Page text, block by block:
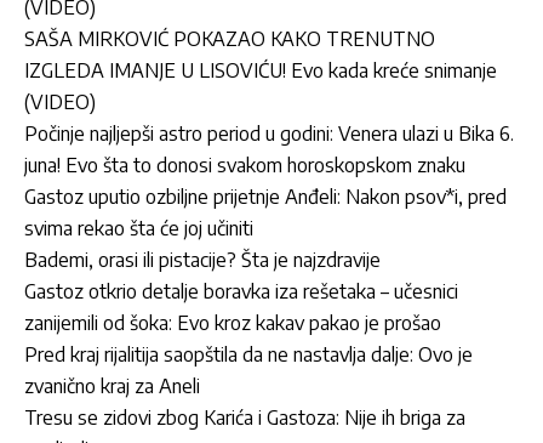
(VIDEO)
SAŠA MIRKOVIĆ POKAZAO KAKO TRENUTNO
IZGLEDA IMANJE U LISOVIĆU! Evo kada kreće snimanje
(VIDEO)
Počinje najljepši astro period u godini: Venera ulazi u Bika 6.
juna! Evo šta to donosi svakom horoskopskom znaku
Gastoz uputio ozbiljne prijetnje Anđeli: Nakon psov*i, pred
svima rekao šta će joj učiniti
Bademi, orasi ili pistacije? Šta je najzdravije
Gastoz otkrio detalje boravka iza rešetaka – učesnici
zanijemili od šoka: Evo kroz kakav pakao je prošao
Pred kraj rijalitija saopštila da ne nastavlja dalje: Ovo je
zvanično kraj za Aneli
Tresu se zidovi zbog Karića i Gastoza: Nije ih briga za